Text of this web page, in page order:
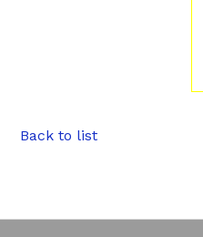
Back to list